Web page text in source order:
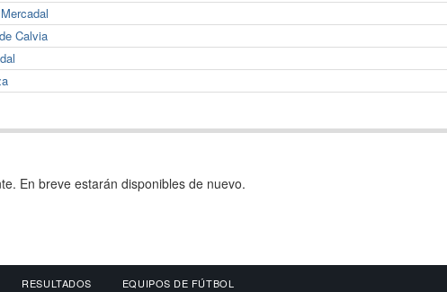
Calvia
En breve estarán disponibles de nuevo.
RESULTADOS EQUIPOS DE FÚTBOL